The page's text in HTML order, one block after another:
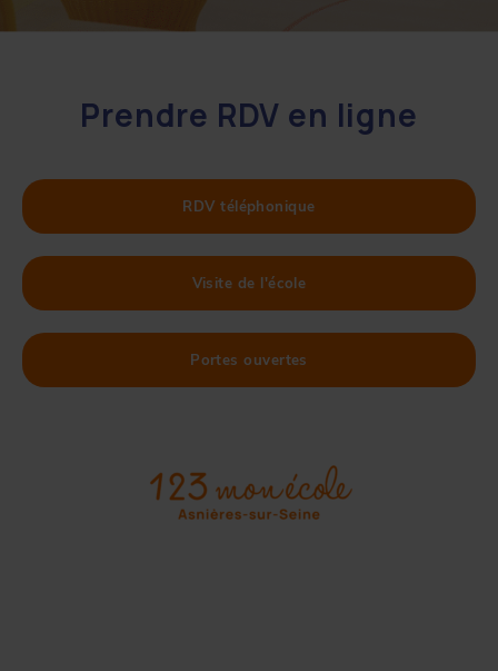
Prendre RDV en ligne
RDV téléphonique
Visite de l'école
Portes ouvertes